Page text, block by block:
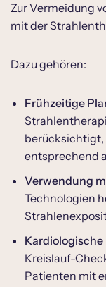
Zur Vermeidung
mit der
Dazu gehören:
Frühzeitige
berücksichtigt,
entsprechend
Verwendung
Technologien
Kreislauf-
Patienten mit